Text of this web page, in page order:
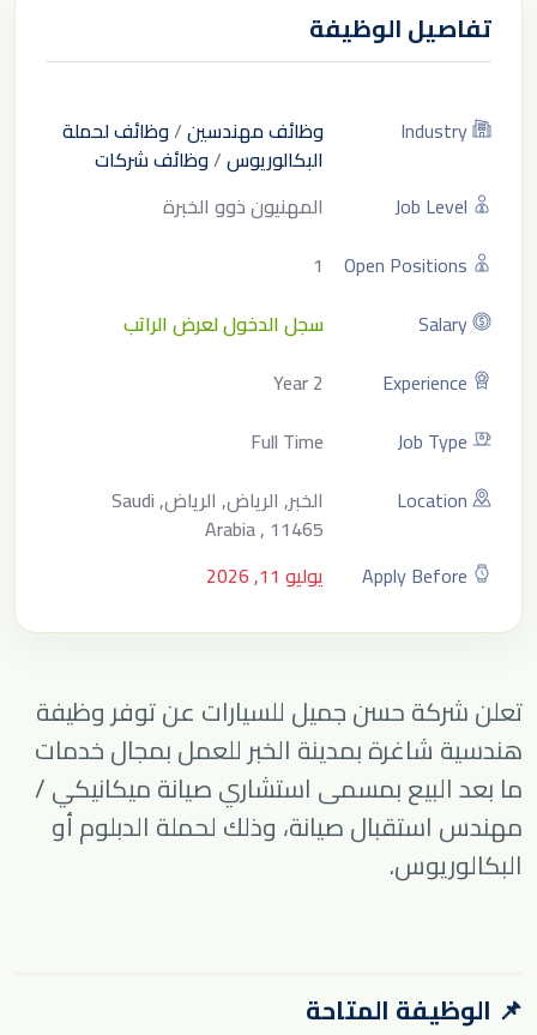
تفاصيل الوظيفة
Industry وظائف مهندسين/وظائف لحملة
البكالوريوس/وظائف شركات
Job Level
المهنيون ذوو الخبرة
Open Positions
1
Salary
سجل الدخول لعرض الراتب
Experience
2 Year
Job Type
Full Time
Location
الخبر, الرياض, الرياض, Saudi
Arabia , 11465
Apply Before
يوليو 11, 2026
تعلنشركة حسن جميل للسيارات عن توفر وظيفة
هندسية شاغرة بمدينة الخبر للعمل بمجال خدمات
ما بعد البيع بمسمى استشاري صيانة ميكانيكي /
مهندس استقبال صيانة، وذلك لحملة الدبلوم أو
البكالوريوس.
📌 الوظيفة المتاحة